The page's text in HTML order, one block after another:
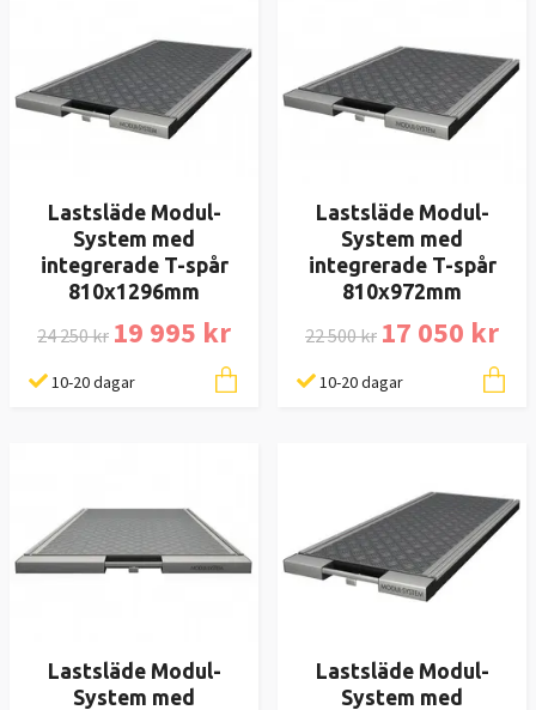
Lastsläde Modul-
System med
integrerade T-spår
810x1296mm
24 250 kr 19 995 kr
10-20 dagar
Lastsläde Modul-
System med
integrerade T-spår
810x972mm
22 500 kr 17 050 kr
10-20 dagar
Lastsläde Modul-
System med
Lastsläde Modul-
System med